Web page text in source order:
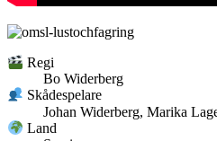
Regi
Bo Widerberg
Skådespelare
Johan Widerberg, Marika
Land